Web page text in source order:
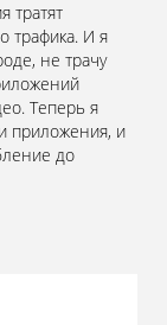
тратят
трафика. И я
не трачу
Теперь я
приложения, и
до